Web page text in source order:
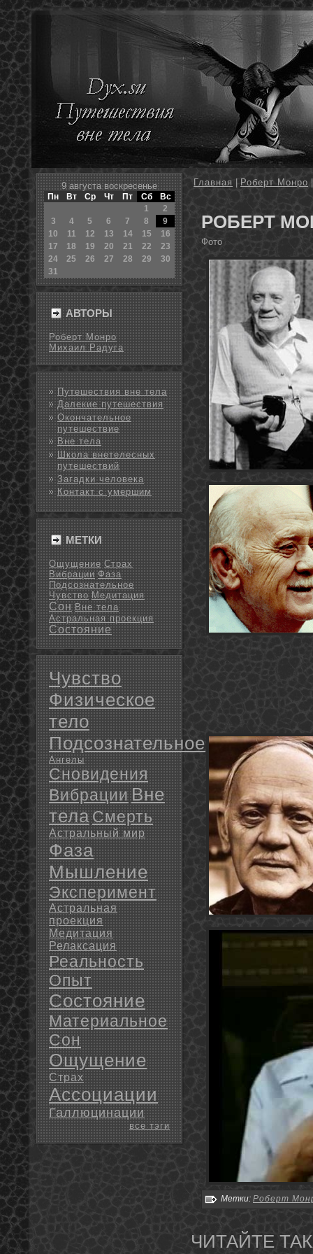
9 августа воскресенье
Пн Вт Ср Чт Пт Сб
Вс
1
2
3
4 5 6 7 8
9
10
11 12 13 14 15
16
17
18 19 20 21 22
23
24
25 26 27 28 29
30
31
АВТОРЫ
Роберт Монро
Михаил Радуга
Путешествия вне тела
Далекие путешествия
Окончательное
путешествие
Вне тела
Школа внетелесных
путешествий
Загадки человека
Контакт с умершим
МЕТКИ
Ощущение Страх
Вибрации Фаза
Подсознательное
Чувство Медитация
Сон Вне тела
Астральная проекция
Состояние
Чувство
Физическое
тело
Подсознательное
Ангелы
Сновидения
Вибрации Вне
телаСмерть
Астральный мир
Фаза
Мышление
Эксперимент
Астральная
проекция
Медитация
Релаксация
Реальность
Опыт
Состояние
Материальное
Сон
Ощущение
Страх
Ассоциации
Галлюцинации
все тэги
Главная Роберт Монро
РОБЕРТ
Фотο
Метки: Роберт
ЧИТАЙТЕ